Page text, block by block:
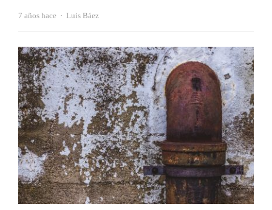
7 años hace Autor
Luis Báez